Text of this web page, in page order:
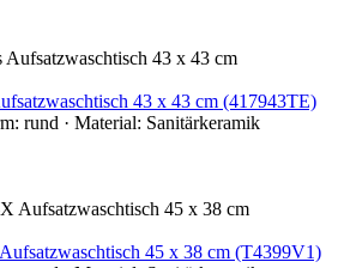
43 x 43 cm (417943TE)
rund · Material: Sanitärkeramik
45 x 38 cm (T4399V1)